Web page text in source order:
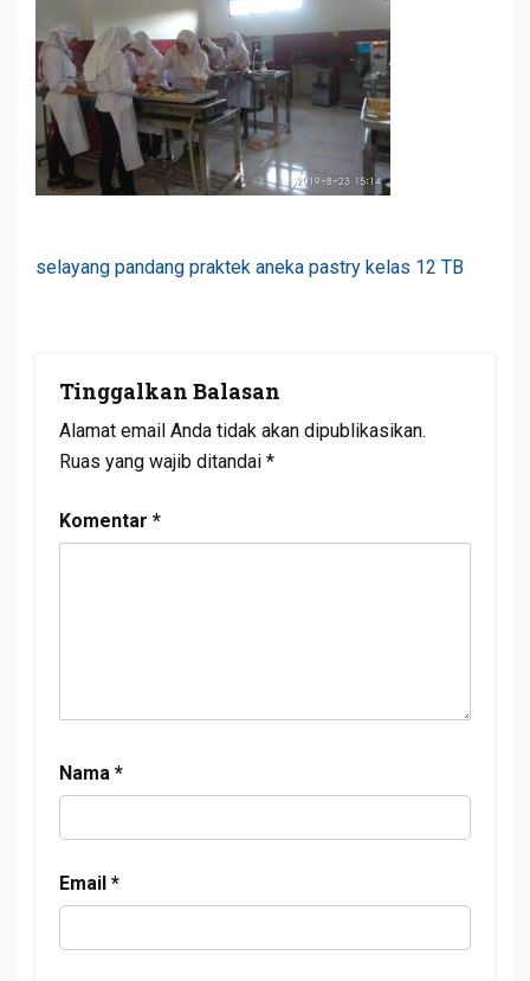
Navigasi
selayang pandang praktek aneka pastry kelas 12 TB
Tinggalkan Balasan
Alamat email Anda tidak akan dipublikasikan.
Ruas yang wajib ditandai *
Komentar *
Nama *
Email *